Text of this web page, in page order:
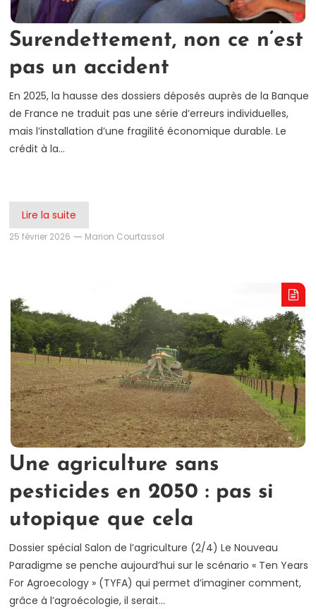
Surendettement, non ce n’est
pas un accident
En 2025, la hausse des dossiers déposés auprès de la Banque
de France ne traduit pas une série d’erreurs individuelles,
mais l’installation d’une fragilité économique durable. Le
crédit à la…
Lire la suite
25 février 2026 Marion Courtassol
Une agriculture sans
pesticides en 2050 : pas si
utopique que cela
Dossier spécial Salon de l’agriculture (2/4) Le Nouveau
Paradigme se penche aujourd’hui sur le scénario « Ten Years
For Agroecology » (TYFA) qui permet d’imaginer comment,
grâce à l’agroécologie, il serait…